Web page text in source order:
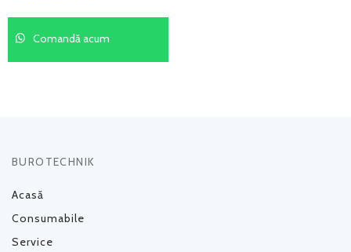
Comandă acum
BUROTECHNIK
Acasă
Consumabile
Service